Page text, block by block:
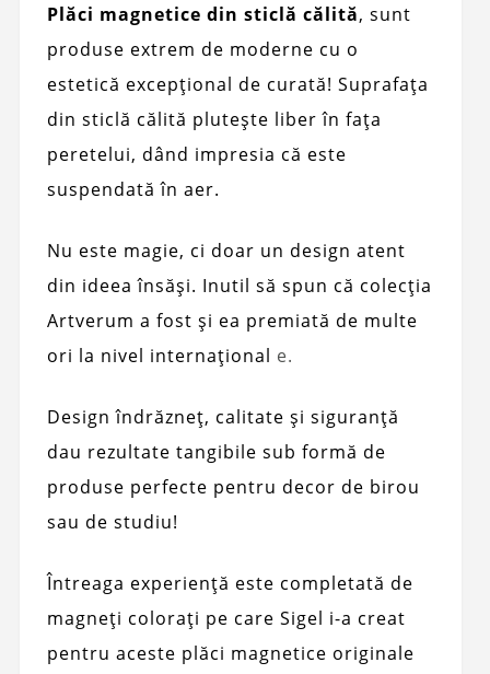
Plăci magnetice din sticlă călită, sunt
produse extrem de moderne cu o
estetică excepțional de curată! Suprafața
din sticlă călită plutește liber în fața
peretelui, dând impresia că este
suspendată în aer.
Nu este magie, ci doar un design atent
din ideea însăși. Inutil să spun că colecția
Artverum a fost și ea premiată de multe
ori la nivel internațional e.
Design îndrăzneț, calitate și siguranță
dau rezultate tangibile sub formă de
produse perfecte pentru decor de birou
sau de studiu!
Întreaga experiență este completată de
magneți colorați pe care Sigel i-a creat
pentru aceste plăci magnetice originale